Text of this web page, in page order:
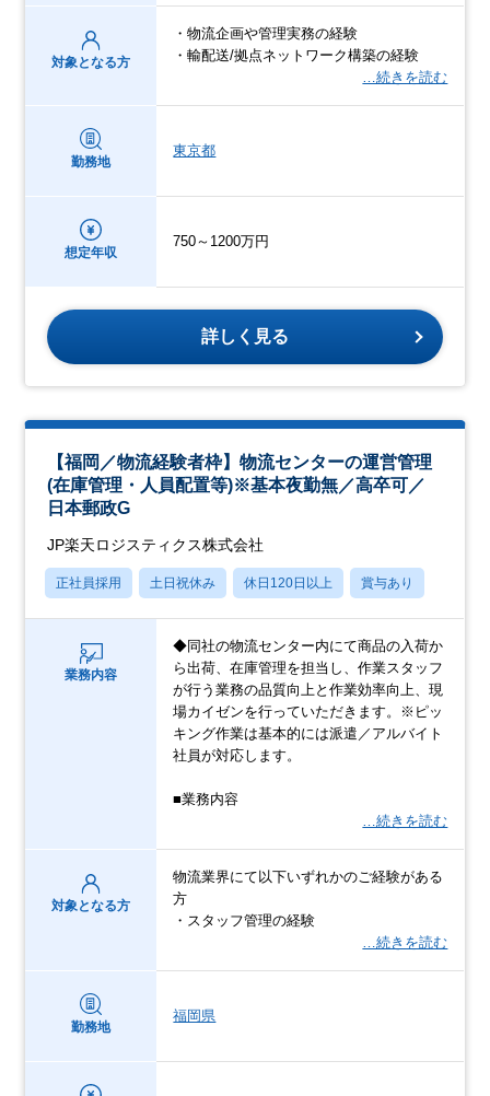
対象となる方
・物流企画や管理実務の経験
・輸配送/拠点ネットワーク構築の経験
…続きを読む
勤務地
東京都
想定年収
750～1200万円
詳しく見る
【福岡／物流経験者枠】物流センターの運営管理
(在庫管理・人員配置等)※基本夜勤無／高卒可／
日本郵政G
JP楽天ロジスティクス株式会社
正社員採用 土日祝休み 休日120日以上 賞与あり
業務内容
◆同社の物流センター内にて商品の入荷か
ら出荷、在庫管理を担当し、作業スタッフ
が行う業務の品質向上と作業効率向上、現
場カイゼンを行っていただきます。※ピッ
キング作業は基本的には派遣／アルバイト
社員が対応します。
■業務内容
…続きを読む
対象となる方
物流業界にて以下いずれかのご経験がある
方
・スタッフ管理の経験
…続きを読む
勤務地
福岡県